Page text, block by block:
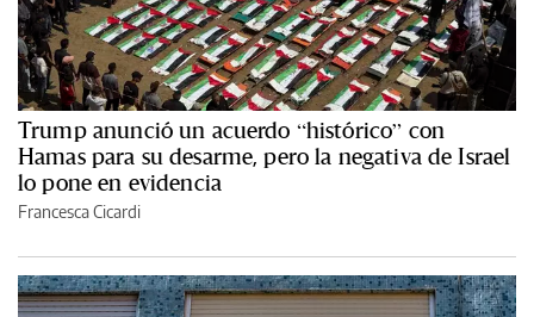
Trump anunció un acuerdo “histórico” con
Hamas para su desarme, pero la negativa de Israel
lo pone en evidencia
Francesca Cicardi